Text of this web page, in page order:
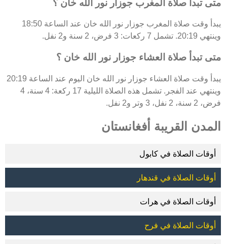
متى تبدأ صلاة المغرب جوزار نور الله خان ؟
يبدأ وقت صلاة المغرب جوزار نور الله خان عند الساعة 18:50
وينتهي 20:19. تشمل 7 ركعات: 3 فرض، 2 سنة و2 نفل.
متى تبدأ صلاة العشاء جوزار نور الله خان ؟
يبدأ وقت صلاة العشاء جوزار نور الله خان اليوم عند الساعة 20:19
وينتهي عند الفجر. تشمل هذه الصلاة الليلية 17 ركعة: 4 سنة، 4
فرض، 2 سنة، 2 نفل، 3 وتر و2 نفل.
المدن القريبة أفغانستان
أوقات الصلاة في كابول
أوقات الصلاة في قندهار
أوقات الصلاة في هرات
أوقات الصلاة في فرح